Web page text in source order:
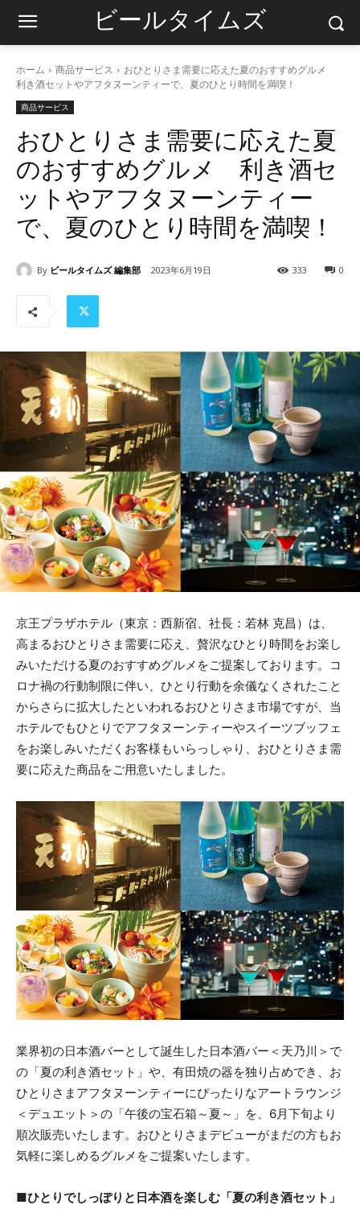
ビールタイムズ
ホーム 商品サービス
おひとりさま需要に応えた夏のおすすめグルメ
利き酒セットやアフタヌーンティーで、夏のひとり時間を満喫！
商品サービス
おひとりさま需要に応えた夏
のおすすめグルメ 利き酒セ
ットやアフタヌーンティー
で、夏のひとり時間を満喫！
By ビールタイムズ 編集部 2023年6月19日 0
333
京王プラザホテル（東京：西新宿、社長：若林 克昌）は、
高まるおひとりさま需要に応え、贅沢なひとり時間をお楽し
みいただける夏のおすすめグルメをご提案しております。コ
ロナ禍の行動制限に伴い、ひとり行動を余儀なくされたこと
からさらに拡大したといわれるおひとりさま市場ですが、当
ホテルでもひとりでアフタヌーンティーやスイーツブッフェ
をお楽しみいただくお客様もいらっしゃり、おひとりさま需
要に応えた商品をご用意いたしました。
業界初の日本酒バーとして誕生した日本酒バー＜天乃川＞で
の「夏の利き酒セット」や、有田焼の器を独り占めでき、お
ひとりさまアフタヌーンティーにぴったりなアートラウンジ
＜デュエット＞の「午後の宝石箱～夏～」を、6月下旬より
順次販売いたします。おひとりさまデビューがまだの方もお
気軽に楽しめるグルメをご提案いたします。
■ひとりでしっぽりと日本酒を楽しむ「夏の利き酒セット」